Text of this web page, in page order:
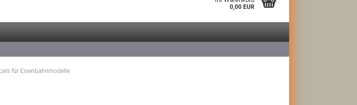
0,00 EUR
für Eisenbahnmodelle